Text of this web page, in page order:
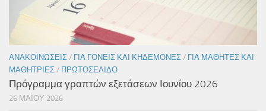
ΑΝΑΚΟΙΝΏΣΕΙΣ / ΓΙΑ ΓΟΝΕΊΣ ΚΑΙ ΚΗΔΕΜΌΝΕΣ / ΓΙΑ ΜΑΘΗΤΈΣ ΚΑΙ
ΜΑΘΉΤΡΙΕΣ / ΠΡΩΤΟΣΈΛΙΔΟ
Πρόγραμμα γραπτών εξετάσεων Ιουνίου 2026
26 ΜΑΪ́ΟΥ 2026